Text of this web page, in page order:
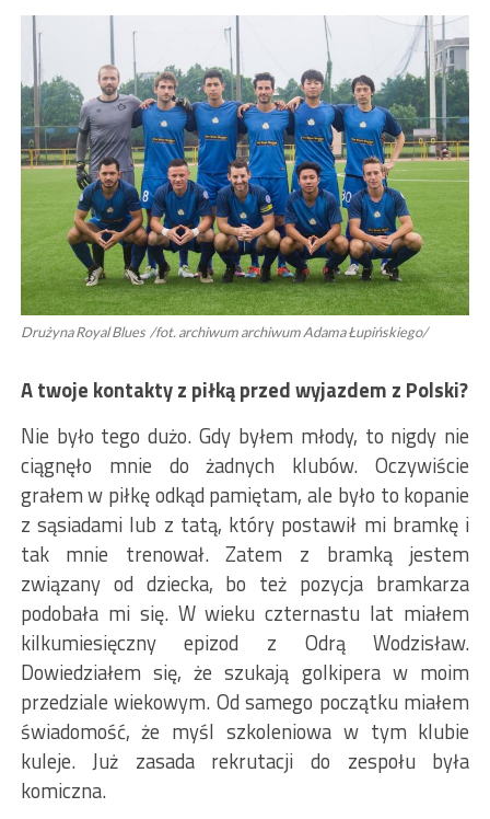
Drużyna Royal Blues /fot. archiwum archiwum Adama Łupińskiego/
A twoje kontakty z piłką przed wyjazdem z Polski?
Nie było tego dużo. Gdy byłem młody, to nigdy nie
ciągnęło mnie do żadnych klubów. Oczywiście
grałem w piłkę odkąd pamiętam, ale było to kopanie
z sąsiadami lub z tatą, który postawił mi bramkę i
tak mnie trenował. Zatem z bramką jestem
związany od dziecka, bo też pozycja bramkarza
podobała mi się. W wieku czternastu lat miałem
kilkumiesięczny epizod z Odrą Wodzisław.
Dowiedziałem się, że szukają golkipera w moim
przedziale wiekowym. Od samego początku miałem
świadomość, że myśl szkoleniowa w tym klubie
kuleje. Już zasada rekrutacji do zespołu była
komiczna.